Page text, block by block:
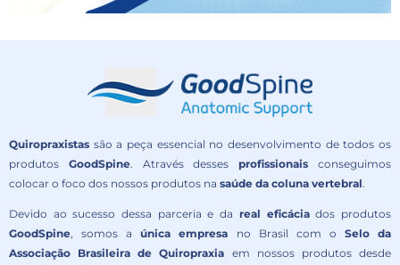
Quiropraxistas são a peça essencial no desenvolvimento de todos os
produtos GoodSpine. Através dessesprofissionais conseguimos
colocar o foco dos nossos produtos na saúde da coluna vertebral.
Devido ao sucesso dessa parceria e da real eficáciados produtos
GoodSpine, somos aúnica empresa no Brasil com o Selo da
Associação Brasileira de Quiropraxia em nossos produtos desde